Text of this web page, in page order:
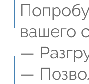
вашего
—
—